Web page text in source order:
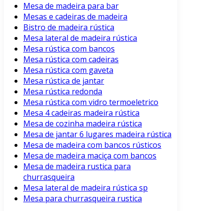
Mesa de madeira para bar
Mesas e cadeiras de madeira
Bistro de madeira rústica
Mesa lateral de madeira rústica
Mesa rústica com bancos
Mesa rústica com cadeiras
Mesa rústica com gaveta
Mesa rústica de jantar
Mesa rústica redonda
Mesa rústica com vidro termoeletrico
Mesa 4 cadeiras madeira rústica
Mesa de cozinha madeira rústica
Mesa de jantar 6 lugares madeira rústica
Mesa de madeira com bancos rústicos
Mesa de madeira maciça com bancos
Mesa de madeira rustica para
churrasqueira
Mesa lateral de madeira rústica sp
Mesa para churrasqueira rustica